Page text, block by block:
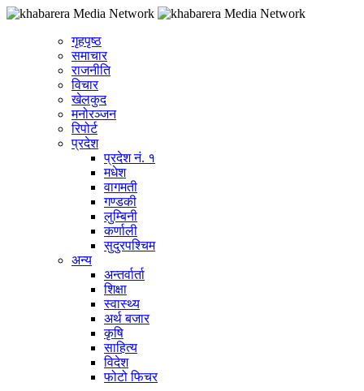
गृहपृष्ठ
समाचार
राजनीति
विचार
खेलकुद
मनोरञ्जन
रिपोर्ट
प्रदेश
प्रदेश नं. १
मधेश
वागमती
गण्डकी
लुम्बिनी
कर्णाली
सुदुरपश्चिम
अन्य
अन्तर्वार्ता
शिक्षा
स्वास्थ्य
अर्थ बजार
कृषि
साहित्य
विदेश
फोटो फिचर